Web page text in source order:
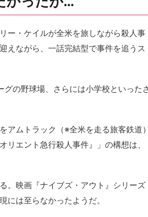
ー・ケイルが全米を旅しながら殺人事
えながら、一話完結型で事件を追うス
の野球場、さらには小学校といった
アムトラック（※全米を走る旅客鉄道
エント急行殺人事件』」の構想は、
。映画『ナイブズ・アウト』シリーズ
には至らなかったようだ。